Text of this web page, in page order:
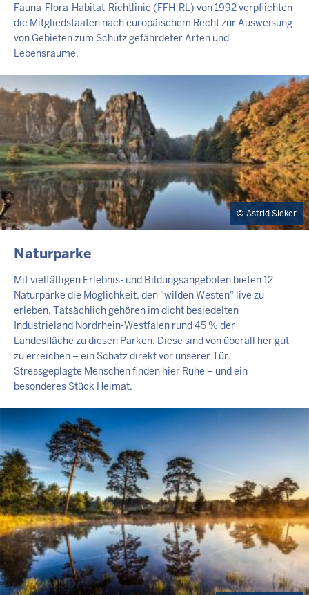
Fauna-Flora-Habitat-Richtlinie (FFH-RL) von 1992 verpflichten
die Mitgliedstaaten nach europäischem Recht zur Ausweisung
von Gebieten zum Schutz gefährdeter Arten und
Lebensräume.
Astrid Sieker
INHALTSSEITE
Naturparke
Mit vielfältigen Erlebnis- und Bildungsangeboten bieten 12
Naturparke die Möglichkeit, den "wilden Westen" live zu
erleben. Tatsächlich gehören im dicht besiedelten
Industrieland Nordrhein-Westfalen rund 45 % der
Landesfläche zu diesen Parken. Diese sind von überall her gut
zu erreichen – ein Schatz direkt vor unserer Tür.
Stressgeplagte Menschen finden hier Ruhe – und ein
besonderes Stück Heimat.